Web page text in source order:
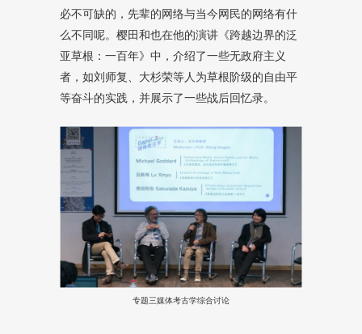
必不可缺的，先辈的网络与当今网民的网络有什
么不同呢。樱田和也在他的演讲《跨越边界的泛
亚草根：一百年》中，介绍了一些无政府主义
者，如刘师复、大杉荣等人为草根阶级的自由平
等奋斗的实践，并展示了一些战后回忆录。
专题三媒体考古学综合讨论